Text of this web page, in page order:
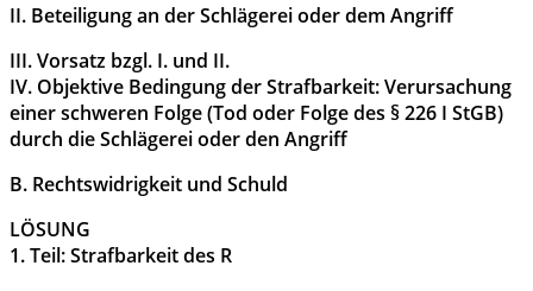
II. Beteiligung an der Schlägerei oder dem Angriff
III. Vorsatz bzgl. I. und II.
IV. Objektive Bedingung der Strafbarkeit: Verursachung
einer schweren Folge (Tod oder Folge des § 226 I StGB)
durch die Schlägerei oderden Angriff
B. Rechtswidrigkeit und Schuld
LÖSUNG
1. Teil: Strafbarkeit des R